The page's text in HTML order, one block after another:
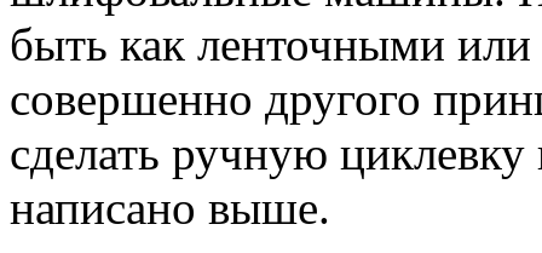
быть как ленточными
совершенно другого
сделать ручную
написано выше.